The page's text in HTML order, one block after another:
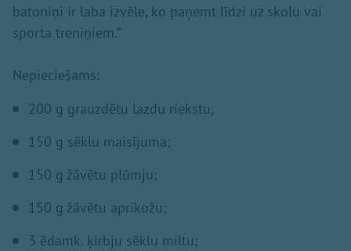
batoniņi ir laba izvēle, ko paņemt līdzi uz skolu vai
sporta treniņiem.”
Nepieciešams:
200 g grauzdētu lazdu riekstu;
150 g sēklu maisījuma;
150 g žāvētu plūmju;
150 g žāvētu aprikožu;
3 ēdamk. ķirbju sēklu miltu;